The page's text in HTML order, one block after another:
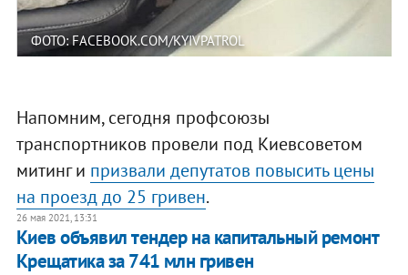
ФОТО: FACEBOOK.COM/KYIVPATROL
Напомним, сегодня профсоюзы
транспортников провели под Киевсоветом
митинг и призвали депутатов повысить цены
на проезд до 25 гривен.
26 мая 2021, 13:31
Киев объявил тендер на капитальный ремонт
Крещатика за 741 млн гривен